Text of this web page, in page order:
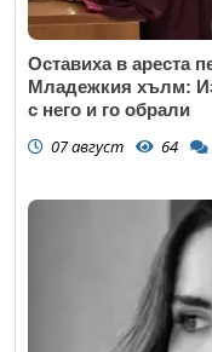
Оставиха в ареста
Младежкия хълм:
с него и го обрали
07 август 64